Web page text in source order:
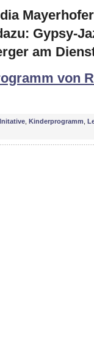
Gypsy-
am
von
Initative Kinderprogramm